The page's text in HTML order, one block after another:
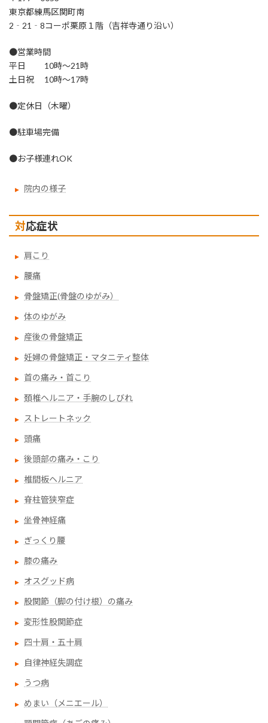
東京都練馬区関町南
2‐21‐8コーポ栗原１階（吉祥寺通り沿い）
●営業時間
平日 10時～21時
土日祝 10時～17時
●定休日（木曜）
●駐車場完備
●お子様連れOK
院内の様子
対応症状
肩こり
腰痛
骨盤矯正(骨盤のゆがみ）
体のゆがみ
産後の骨盤矯正
妊婦の骨盤矯正・マタニティ整体
首の痛み・首こり
頚椎ヘルニア・手腕のしびれ
ストレートネック
頭痛
後頭部の痛み・こり
椎間板ヘルニア
脊柱管狭窄症
坐骨神経痛
ぎっくり腰
膝の痛み
オスグッド病
股関節（脚の付け根）の痛み
変形性股関節症
四十肩・五十肩
自律神経失調症
うつ病
めまい（メニエール）